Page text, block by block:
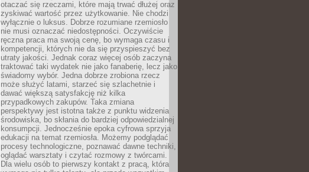
otaczać się rzeczami, które mają trwać dłużej oraz
zyskiwać wartość przez użytkowanie. Nie chodzi
wyłącznie o luksus. Dobrze rozumiane rzemiosło
nie musi oznaczać niedostępności. Oczywiście
ręczna praca ma swoją cenę, bo wymaga czasu i
kompetencji, których nie da się przyspieszyć bez
utraty jakości. Jednak coraz więcej osób zaczyna
traktować taki wydatek nie jako fanaberię, lecz jako
świadomy wybór. Jedna dobrze zrobiona rzecz
może służyć latami, starzeć się szlachetnie i
dawać większą satysfakcję niż kilka
przypadkowych zakupów. Taka zmiana
perspektywy jest istotna także z punktu widzenia
środowiska, bo skłania do bardziej odpowiedzialnej
konsumpcji. Jednocześnie epoka cyfrowa sprzyja
edukacji na temat rzemiosła. Możemy podglądać
procesy technologiczne, poznawać dawne techniki,
oglądać warsztaty i czytać rozmowy z twórcami.
Dla wielu osób to pierwszy kontakt z pracą, która